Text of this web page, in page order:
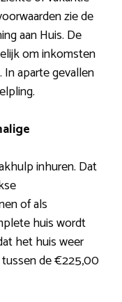
zie de
aan Huis. De
om inkomsten
aparte gevallen
inhuren. Dat
of als
huis wordt
het huis weer
tussen de €225,00